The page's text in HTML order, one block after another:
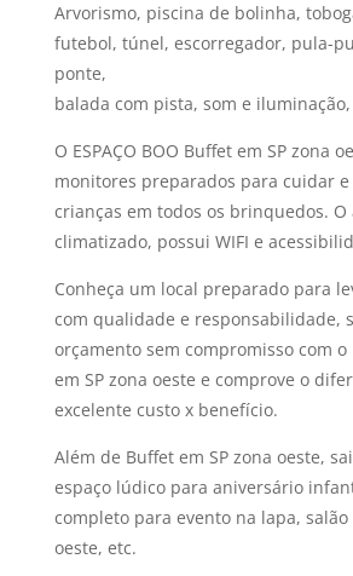
Arvorismo, piscina de bolinha,
futebol, túnel, escorregador, pula-
ponte,
balada com pista, som e
O ESPAÇO BOO Buffet em SP zona
monitores preparados para cuidar
crianças em todos os brinquedos. O
climatizado, possui WIFI e
Conheça um local preparado para
com qualidade e responsabilidade,
orçamento sem compromisso com
em SP zona oeste e comprove o
excelente custo x benefício.
Além de Buffet em SP zona oeste,
espaço lúdico para aniversário
completo para evento na lapa, salão
oeste, etc.